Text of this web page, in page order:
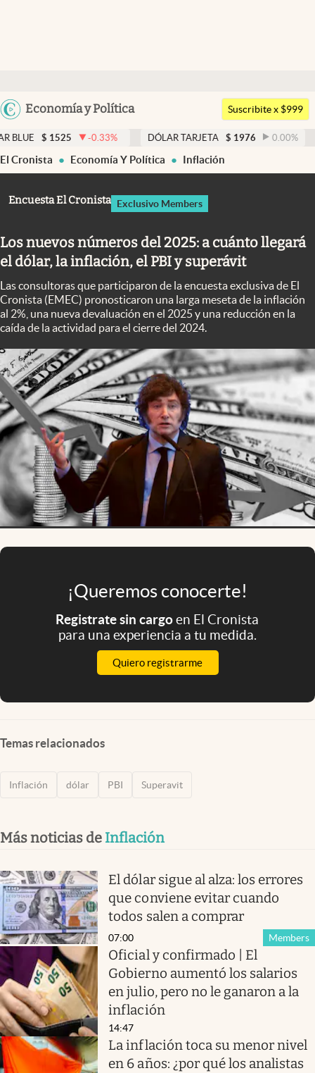
Argentina
Economía y Política
Members
Economía y Política
Finanzas y Mercados
Columnistas
Otras secciones
Apertura
Infotechnology
Clase
Clima
Mundial 2026
Eventos Corporativos
El Cronista Studio
Mediakit
abre en nueva pestaña
Argentina
Suscribite x $999
-0.33 DÓLAR TARJETA $ 1976 0.00% DÓLAR MEP
El Cronista Economía Y Política Inflación
Encuesta El Cronista Exclusivo Members
Los nuevos números del 2025: a cuánto llegará
el dólar, la inflación, el PBI y superávit
Las consultoras que participaron de la encuesta exclusiva de El
Cronista (EMEC) pronosticaron una larga meseta de la inflación
al 2%, una nueva devaluación en el 2025 y una reducción en la
caída de la actividad para el cierre del 2024.
¡Queremos conocerte!
Registrate sin cargoen El Cronista
para una experiencia a tu medida.
Quiero registrarme
Temas relacionados
Inflación dólar PBI Superavit
Más noticias de Inflación
El dólar sigue al alza: los errores
que conviene evitar cuando
todos salen a comprar
Members
07:00
Oficial y confirmado | El
Gobierno aumentó los salarios
en julio, pero no le ganaron a la
inflación
14:47
La inflación toca su menor nivel
en 6 años: ¿por qué los analistas